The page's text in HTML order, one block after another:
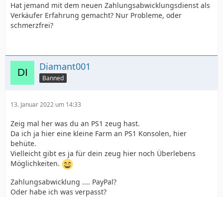
Hat jemand mit dem neuen Zahlungsabwicklungsdienst als
Verkäufer Erfahrung gemacht? Nur Probleme, oder
schmerzfrei?
Diamant001
Banned
13. Januar 2022 um 14:33
Zeig mal her was du an PS1 zeug hast.
Da ich ja hier eine kleine Farm an PS1 Konsolen, hier
behüte.
Vielleicht gibt es ja für dein zeug hier noch Überlebens
Möglichkeiten.
Zahlungsabwicklung .... PayPal?
Oder habe ich was verpasst?